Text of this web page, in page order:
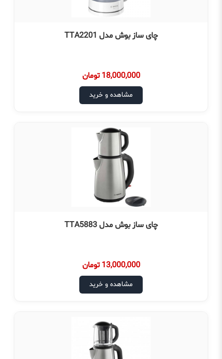
چای ساز بوش مدل TTA2201
18,000,000 تومان
مشاهده و خرید
چای ساز بوش مدل TTA5883
13,000,000 تومان
مشاهده و خرید